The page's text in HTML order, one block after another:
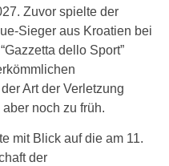
Zuvor spielte der
Sieger aus Kroatien bei
dello Sport”
Art der Verletzung
noch zu früh.
mit Blick auf die am 11.
der